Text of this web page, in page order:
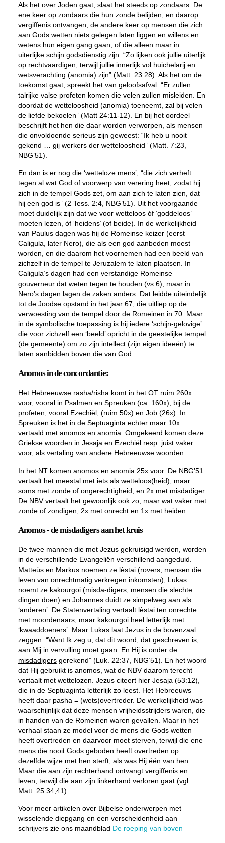
Als het over Joden gaat, slaat het steeds op zondaars. De
ene keer op zondaars die hun zonde belijden, en daarop
vergiffenis ontvangen, de andere keer op mensen die zich
aan Gods wetten niets gelegen laten liggen en willens en
wetens hun eigen gang gaan, of die alleen maar in
uiterlijke schijn godsdienstig zijn: “Zo lijken ook jullie uiterlijk
op rechtvaardigen, terwijl jullie innerlijk vol huichelarij en
wetsverachting (anomia) zijn” (Matt. 23:28). Als het om de
toekomst gaat, spreekt het van geloofsafval: “Er zullen
talrijke valse profeten komen die velen zullen misleiden. En
doordat de wetteloosheid (anomia) toeneemt, zal bij velen
de liefde bekoelen” (Matt 24:11-12). En bij het oordeel
beschrijft het hen die daar worden verworpen, als mensen
die onvoldoende serieus zijn geweest: “Ik heb u nooit
gekend … gij werkers der wetteloosheid” (Matt. 7:23,
NBG’51).
En dan is er nog die ‘wetteloze mens’, “die zich verheft
tegen al wat God of voorwerp van verering heet, zodat hij
zich in de tempel Gods zet, om aan zich te laten zien, dat
hij een god is” (2 Tess. 2:4, NBG’51). Uit het voorgaande
moet duidelijk zijn dat we voor wetteloos óf ‘goddeloos’
moeten lezen, óf ‘heidens’ (of beide). In de werkelijkheid
van Paulus dagen was hij de Romeinse keizer (eerst
Caligula, later Nero), die als een god aanbeden moest
worden, en die daarom het voornemen had een beeld van
zichzelf in de tempel te Jeruzalem te laten plaatsen. In
Caligula’s dagen had een verstandige Romeinse
gouverneur dat weten tegen te houden (vs 6), maar in
Nero’s dagen lagen de zaken anders. Dat leidde uiteindelijk
tot de Joodse opstand in het jaar 67, die uitliep op de
verwoesting van de tempel door de Romeinen in 70. Maar
in de symbolische toepassing is hij iedere ‘schijn-gelovige’
die voor zichzelf een ‘beeld’ opricht in de geestelijke tempel
(de gemeente) om zo zijn intellect (zijn eigen ideeën) te
laten aanbidden boven die van God.
Anomos in de concordantie:
Het Hebreeuwse rasha/risha komt in het OT ruim 260x
voor, vooral in Psalmen en Spreuken (ca. 160x), bij de
profeten, vooral Ezechiël, (ruim 50x) en Job (26x). In
Spreuken is het in de Septuaginta echter maar 10x
vertaald met anomosen anomia . Omgekeerd komen deze
Griekse woorden in Jesaja en Ezechiël resp. juist vaker
voor, als vertaling van andere Hebreeuwse woorden.
In het NT komen anomosen anomia 25x voor. De NBG’51
vertaalt het meestal met iets als wetteloos(heid), maar
soms met zonde of ongerechtigheid, en 2x met misdadiger.
De NBV vertaalt het gewoonlijk ook zo, maar wat vaker met
zonde of zondigen, 2x met onrecht en 1x met heiden.
Anomos - de misdadigers aan het kruis
De twee mannen die met Jezus gekruisigd werden, worden
in de verschillende Evangeliën verschillend aangeduid.
Matteüs en Markus noemen ze lèstai(rovers, mensen die
leven van onrechtmatig verkregen inkomsten), Lukas
noemt ze kakourgoi(misda-digers, mensen die slechte
dingen doen) en Johannes duidt ze simpelweg aan als
‘anderen’. De Statenvertaling vertaalt lèstaiten onrechte
met moordenaars, maar kakourgoiheel letterlijk met
‘kwaaddoeners’. Maar Lukas laat Jezus in de bovenzaal
zeggen: “Want Ik zeg u, dat dit woord, dat geschreven is,
aan Mij in vervulling moet gaan: En Hij is onder de
misdadigersgerekend” (Luk. 22:37, NBG’51). En het woord
dat Hij gebruikt is anomos, wat de NBV daarom terecht
vertaalt met wettelozen. Jezus citeert hier Jesaja (53:12),
die in de Septuaginta letterlijk zo leest. Het Hebreeuws
heeft daar pasha = (wets)overtreder. De werkelijkheid was
waarschijnlijk dat deze mensen vrijheidsstrijders waren, die
in handen van de Romeinen waren gevallen. Maar in het
verhaal staan ze model voor de mens die Gods wetten
heeft overtreden en daarvoor moet sterven, terwijl die ene
mens die nooit Gods geboden heeft overtreden op
dezelfde wijze met hen sterft, als was Hij één van hen.
Maar die aan zijn rechterhand ontvangt vergiffenis en
leven, terwijl die aan zijn linkerhand verloren gaat (vgl.
Matt. 25:34,41).
Voor meer artikelen over Bijbelse onderwerpen met
wisselende diepgang en een verscheidenheid aan
schrijvers zie ons maandblad De roeping van boven